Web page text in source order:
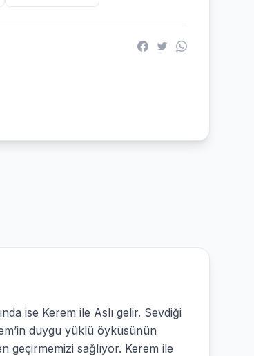
ise Kerem ile Aslı gelir. Sevdiği
duygu yüklü öyküsünün
geçirmemizi sağlıyor. Kerem ile